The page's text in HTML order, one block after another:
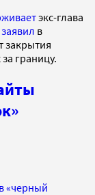
экс-глава
заявил в
закрытия
границу.
«черный